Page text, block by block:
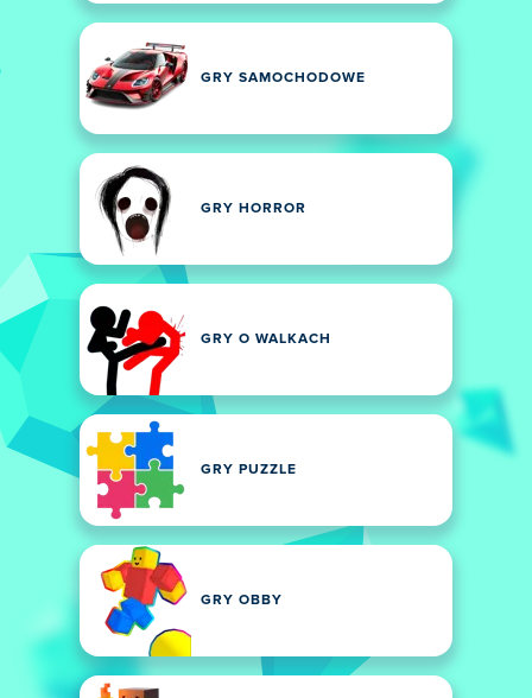
GRY SAMOCHODOWE
GRY HORROR
GRY O WALKACH
GRY PUZZLE
GRY OBBY